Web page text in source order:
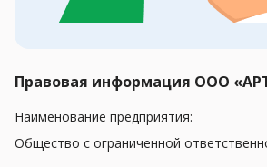
Правовая информация ООО
Наименование предприятия:
Общество с ограниченной